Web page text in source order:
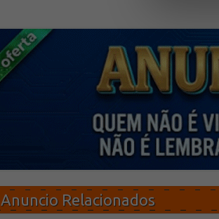
Anuncio Relacionados